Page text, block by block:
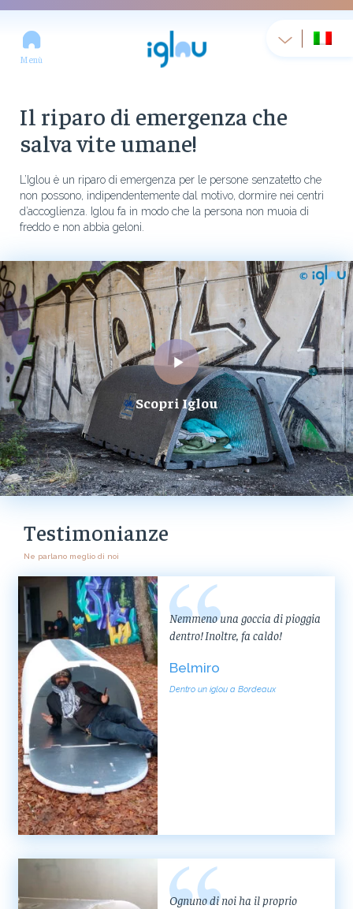
Menù
Il riparo di emergenza che
salva vite umane!
L’Iglou è un riparo di emergenza per le persone senzatetto che
non possono, indipendentemente dal motivo, dormire nei centri
d’accoglienza. Iglou fa in modo che la persona non muoia di
freddo e non abbia geloni.
Scopri Iglou
Testimonianze
Ne parlano meglio di noi
Nemmeno una goccia di pioggia
dentro! Inoltre, fa caldo!
Belmiro
Dentro un iglou a Bordeaux
Ognuno di noi ha il proprio